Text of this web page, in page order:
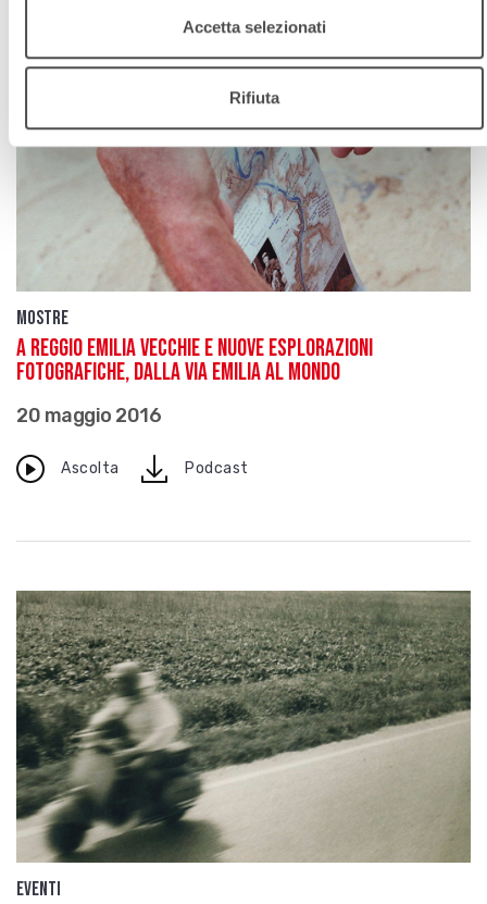
Accetta selezionati
Rifiuta
Mostre
A Reggio Emilia vecchie e nuove esplorazioni
fotografiche, dalla via Emilia al mondo
20 maggio 2016
Ascolta downloadPodcast
Eventi